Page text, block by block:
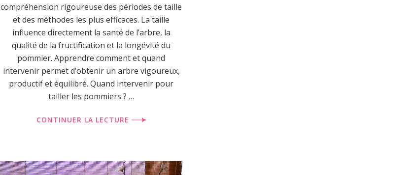
compréhension rigoureuse des périodes de taille
et des méthodes les plus efficaces. La taille
influence directement la santé de l’arbre, la
qualité de la fructification et la longévité du
pommier. Apprendre comment et quand
intervenir permet d’obtenir un arbre vigoureux,
productif et équilibré. Quand intervenir pour
tailler les pommiers ? …
CONTINUER LA LECTURE